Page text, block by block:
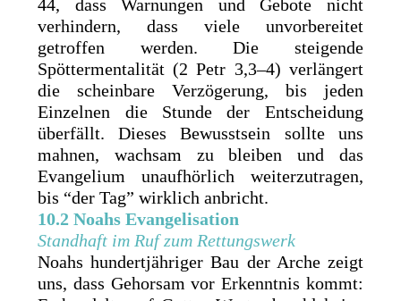
44, dass Warnungen und Gebote nicht
verhindern, dass viele unvorbereitet
getroffen werden. Die steigende
Spöttermentalität (2 Petr 3,3–4) verlängert
die scheinbare Verzögerung, bis jeden
Einzelnen die Stunde der Entscheidung
überfällt. Dieses Bewusstsein sollte uns
mahnen, wachsam zu bleiben und das
Evangelium unaufhörlich weiterzutragen,
bis “der Tag” wirklich anbricht.
10.2 Noahs Evangelisation
Standhaft im Ruf zum Rettungswerk
Noahs hundertjähriger Bau der Arche zeigt
uns, dass Gehorsam vor Erkenntnis kommt: